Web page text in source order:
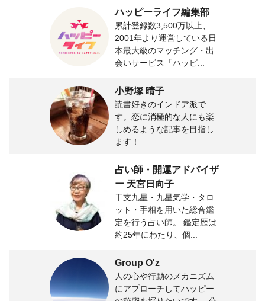
ハッピーライフ編集部
累計登録数3,500万以上、
2001年より運営している日
本最大級のマッチング・出
会いサービス「ハッピ...
小野塚 晴子
読書好きのインドア派で
す。恋に消極的な人にも楽
しめるような記事を目指し
ます！
占い師・開運アドバイザ
ー 天宮日向子
干支九星・九星気学・タロ
ット・手相を用いた総合鑑
定を行う占い師。 鑑定歴は
約25年にわたり、個...
Group O'z
人の心や行動のメカニズム
にアプローチしてハッピー